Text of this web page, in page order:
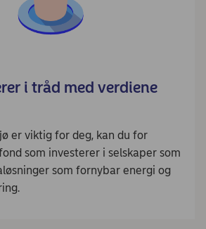
i tråd med verdiene
er viktig for deg, kan du for
som investerer i selskaper som
som fornybar energi og